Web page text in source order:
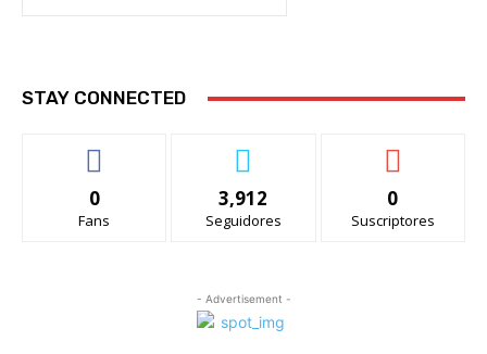
STAY CONNECTED
0
Fans
3,912
Seguidores
0
Suscriptores
- Advertisement -